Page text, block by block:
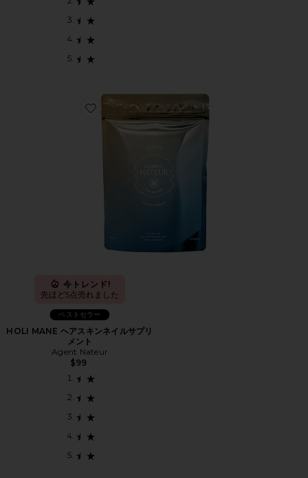
Favorite HOLI MANE ヘアスキンネイルサプリメント
今トレンド!
先ほど5点売れました
ベストセラー
HOLI MANE ヘアスキンネイルサプリ
メント
Agent Nateur
$99